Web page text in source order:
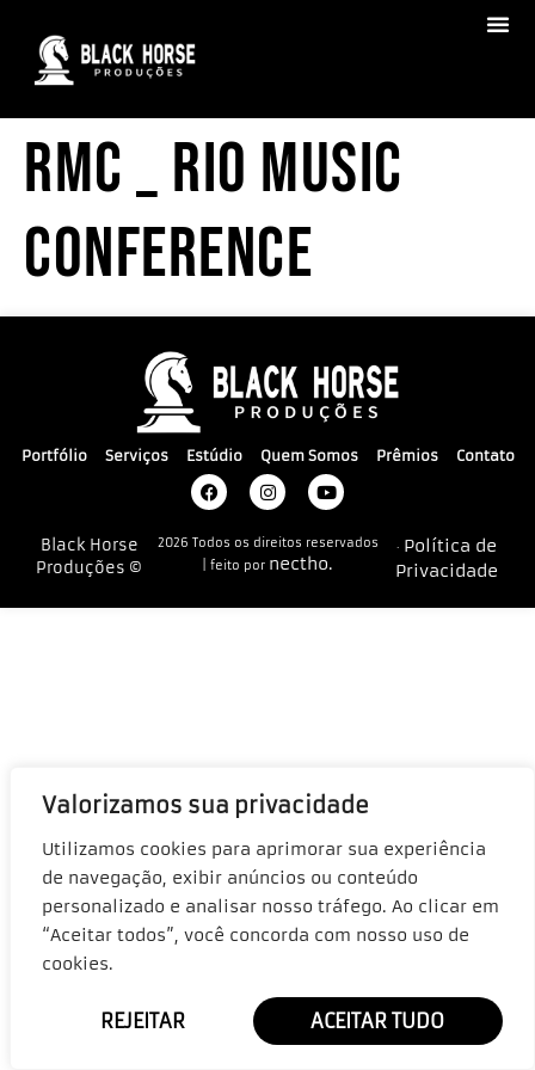
Valorizamos sua privacidade
Utilizamos cookies para aprimorar sua experiência
de navegação, exibir anúncios ou conteúdo
personalizado e analisar nosso tráfego. Ao clicar em
“Aceitar todos”, você concorda com nosso uso de
cookies.
REJEITAR ACEITAR TUDO
RMC _ Rio Music
Conference
Portfólio Serviços Estúdio Quem Somos Prêmios Contato
Black Horse
Produções ©
2026 Todos os direitos reservados
| feito por nectho.
· Política de
Privacidade